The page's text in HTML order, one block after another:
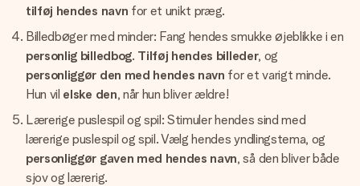
tilføj hendes navn for et unikt præg.
Billedbøger med minder: Fang hendes smukke øjeblikke i en
personlig billedbog. Tilføj hendes billeder, og
personliggør den med hendes navn for et varigt minde.
Hun vil elske den, når hun bliver ældre!
Lærerige puslespil og spil: Stimuler hendes sind med
lærerige puslespil og spil. Vælg hendes yndlingstema, og
personliggør gaven med hendes navn, så den bliver både
sjov og lærerig.